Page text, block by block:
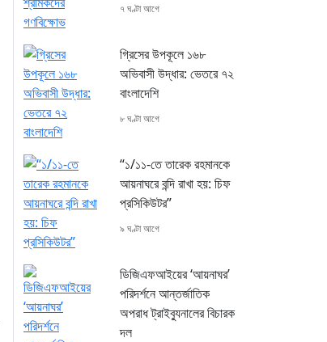
৭ ঘণ্টা আগে
গ্রিসের উপকূলে ১৬৮
অভিবাসী উদ্ধার: ভেতরে ৭২
বাংলাদেশি
৮ ঘণ্টা আগে
“১/১১-তে তারেক রহমানকে
আয়নাঘরে বন্দি রাখা হয়: চিফ
প্রসিকিউটর”
৯ ঘণ্টা আগে
ডিজিএফআইয়ের ‘আয়নাঘর’
পরিদর্শনে আন্তর্জাতিক
অপরাধ ট্রাইব্যুনালের বিচারক
দল